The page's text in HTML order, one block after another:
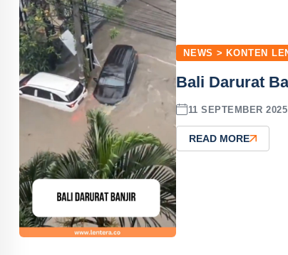
NEWS > KONTEN
Bali Darurat
11 SEPTEMBER 2025
READ MORE